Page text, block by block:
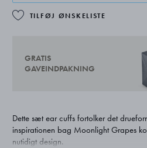
TILFØJ ØNSKELISTE
GRATIS
GAVEINDPAKNING
Dette sæt ear cuffs fortolker det
inspirationen bag Moonlight Grapes
nutidigt design.